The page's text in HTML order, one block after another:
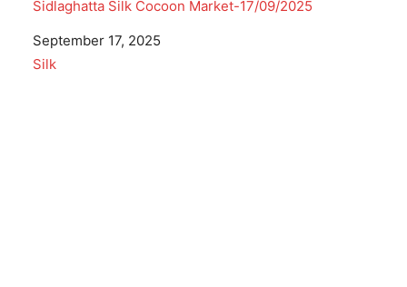
Sidlaghatta Silk Cocoon Market-17/09/2025
Date
September 17, 2025
In relation to
Silk